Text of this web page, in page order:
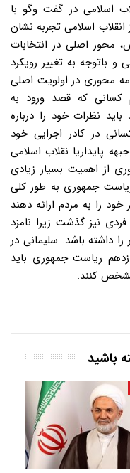
اسلامی در گفت وگو با
اسلامی تجربه نشان
محور اصلی در انتخابات
و باتوجه به تغییر رویکرد
محوری در اولویت اصلی
کسانی که قصد ورود به
نظرات خود را درباره
در کادر اجرایی خود
پایداریا نقلاب اسلامی
از اهمیت بسیار زیادی
جمهوری به طور کلی
را به مردم ارائه دهند
نیز گذشت زیرا نامزد
داشته باشد. سلیمانی در
ریاست جمهوری باید
مشخص کنند.
باشید